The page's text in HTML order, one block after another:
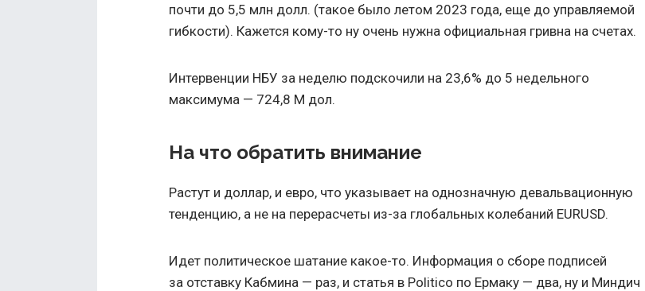
почти до 5,5 млн долл. (такое было летом 2023 года, еще до управляемой
гибкости). Кажется кому-то ну очень нужна официальная гривна на счетах.
Интервенции НБУ за неделю подскочили на 23,6% до 5 недельного
максимума — 724,8 М дол.
На что обратить внимание
Растут и доллар, и евро, что указывает на однозначную девальвационную
тенденцию, а не на перерасчеты из-за глобальных колебаний EURUSD.
Идет политическое шатание какое-то. Информация о сборе подписей
за отставку Кабмина — раз, и статья в Politico по Ермаку — два, ну и Миндич